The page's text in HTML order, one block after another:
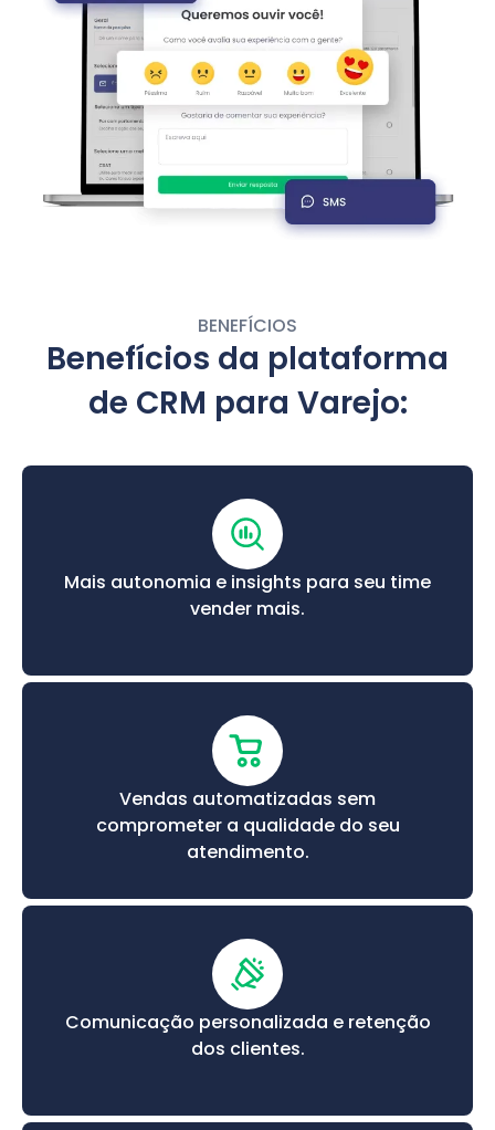
BENEFÍCIOS
Benefícios da plataforma
de CRM para Varejo:
Mais autonomia e insights para seu time
vender mais.
Vendas automatizadas sem
comprometer a qualidade do seu
atendimento.
Comunicação personalizada e retenção
dos clientes.